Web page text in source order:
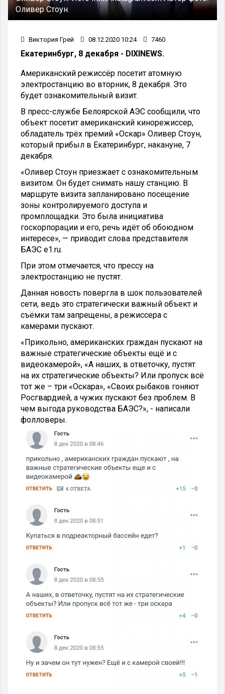
Оливер Стоун.
Виктория Грей 08.12.2020 10:24 7460
Екатеринбург, 8 декабря - DIXINEWS.
Американский режиссёр посетит атомную
электростанцию во вторник, 8 декабря. Это
будет ознакомительный визит.
В пресс-службе Белоярской АЭС сообщили, что
объект посетит американский кинорежиссер,
обладатель трёх премий «Оскар» Оливер Стоун,
который прибыл в Екатеринбург, накануне, 7
декабря.
«Оливер Стоун приезжает с ознакомительным
визитом. Он будет снимать нашу станцию. В
маршруте визита запланировано посещение
зоны контролируемого доступа и
промплощадки. Это была инициатива
госкорпорации и его, речь идёт об обоюдном
интересе», — приводит слова представителя
БАЭС e1.ru.
При этом отмечается, что прессу на
электростанцию не пустят.
Данная новость повергла в шок пользователей
сети, ведь это стратегически важный объект и
съёмки там запрещены, а режиссера с
камерами пускают.
«Прикольно, американских граждан пускают на
важные стратегические объекты ещё и с
видеокамерой», «А наших, в ответочку, пустят
на их стратегические объекты? Или пропуск всё
тот же – три «Оскара», «Своих рыбаков гоняют
Росгвардией, а чужих пускают без проблем. В
чем выгода руководства БАЭС?», - написали
фолловеры.